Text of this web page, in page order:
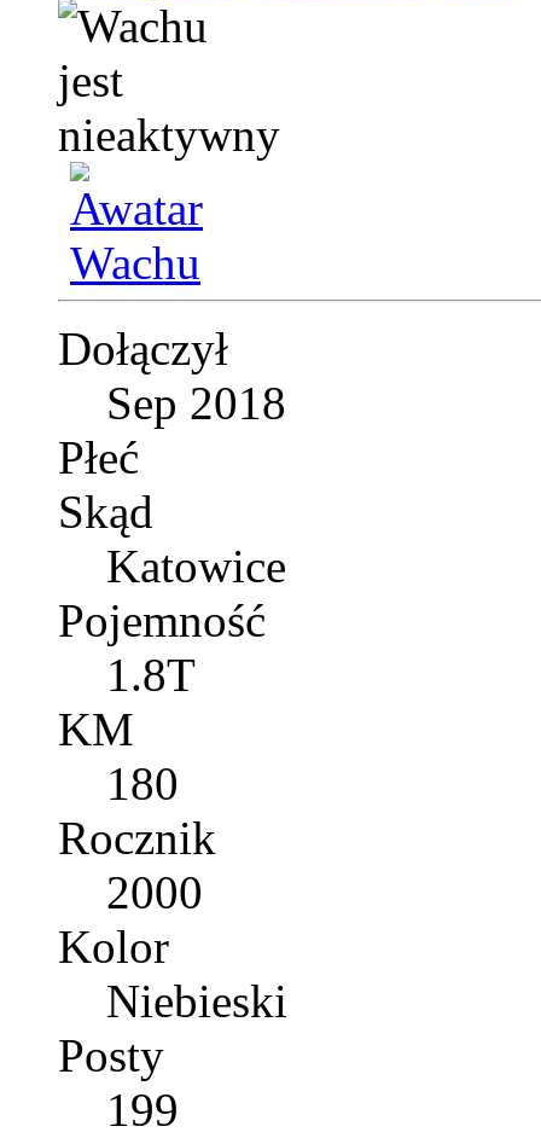
Dołączył
Sep 2018
Płeć
Skąd
Katowice
Pojemność
1.8T
KM
180
Rocznik
2000
Kolor
Niebieski
Posty
199